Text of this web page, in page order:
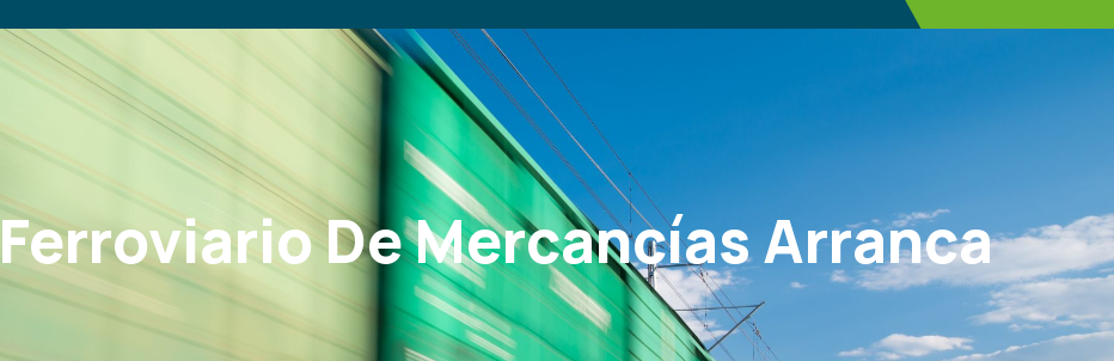
De Mercancías Arranca